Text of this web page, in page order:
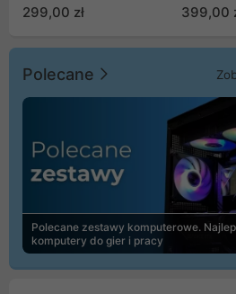
299,00 zł 399,00
Polecane
Polecane zestawy komputerowe.
komputery do gier i pracy